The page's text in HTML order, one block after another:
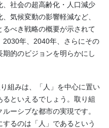
社会の超高齢化・人口減少
気候変動の影響軽減など、
べき戦略の概要が示されて
2030年、2040年、さらにその
的のビジョンを明らかにし
組みは、「人」を中心に置い
といえるでしょう。取り組
ーシブな都市の実現です。
るのは「人」であるという